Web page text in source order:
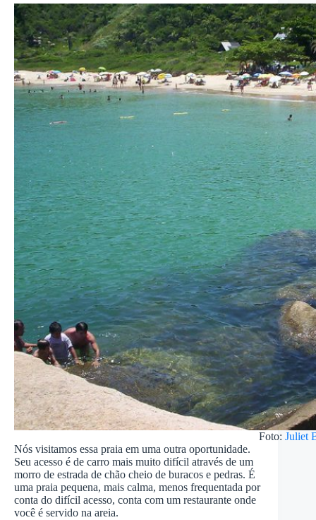
Foto: Juliet
Nós visitamos essa praia em uma outra oportunidade.
Seu acesso é de carro mais muito difícil através de um
morro de estrada de chão cheio de buracos e pedras. É
uma praia pequena, mais calma, menos frequentada por
conta do difícil acesso, conta com um restaurante onde
você é servido na areia.